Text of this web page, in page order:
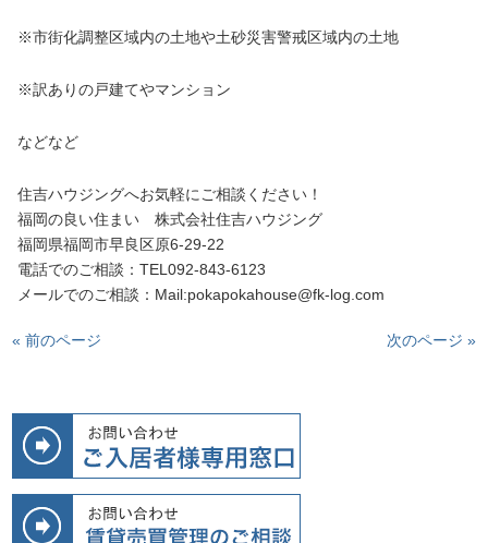
※市街化調整区域内の土地や土砂災害警戒区域内の土地
※訳ありの戸建てやマンション
などなど
住吉ハウジングへお気軽にご相談ください！
福岡の良い住まい 株式会社住吉ハウジング
福岡県福岡市早良区原6-29-22
電話でのご相談：TEL092-843-6123
メールでのご相談：Mail:pokapokahouse@fk-log.com
« 前のページ 次のページ »